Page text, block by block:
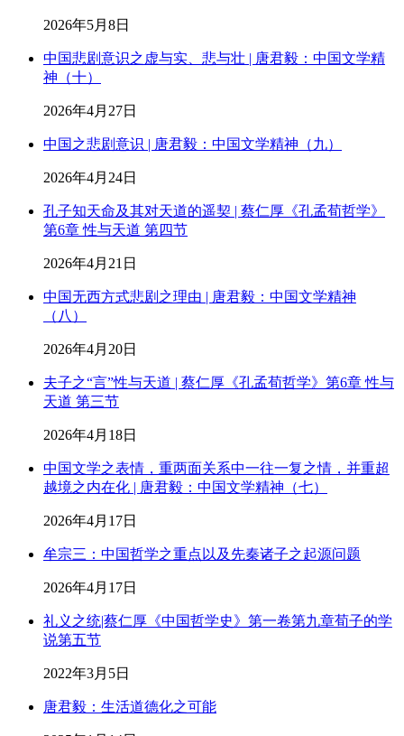
2026年5月8日
中国悲剧意识之虚与实、悲与壮 | 唐君毅：中国文学精
神（十）
2026年4月27日
中国之悲剧意识 | 唐君毅：中国文学精神（九）
2026年4月24日
孔子知天命及其对天道的遥契 | 蔡仁厚《孔孟荀哲学》
第6章 性与天道 第四节
2026年4月21日
中国无西方式悲剧之理由 | 唐君毅：中国文学精神
（八）
2026年4月20日
夫子之“言”性与天道 | 蔡仁厚《孔孟荀哲学》第6章 性与
天道 第三节
2026年4月18日
中国文学之表情，重两面关系中一往一复之情，并重超
越境之内在化 | 唐君毅：中国文学精神（七）
2026年4月17日
牟宗三：中国哲学之重点以及先秦诸子之起源问题
2026年4月17日
礼义之统|蔡仁厚《中国哲学史》第一卷第九章荀子的学
说第五节
2022年3月5日
唐君毅：生活道德化之可能